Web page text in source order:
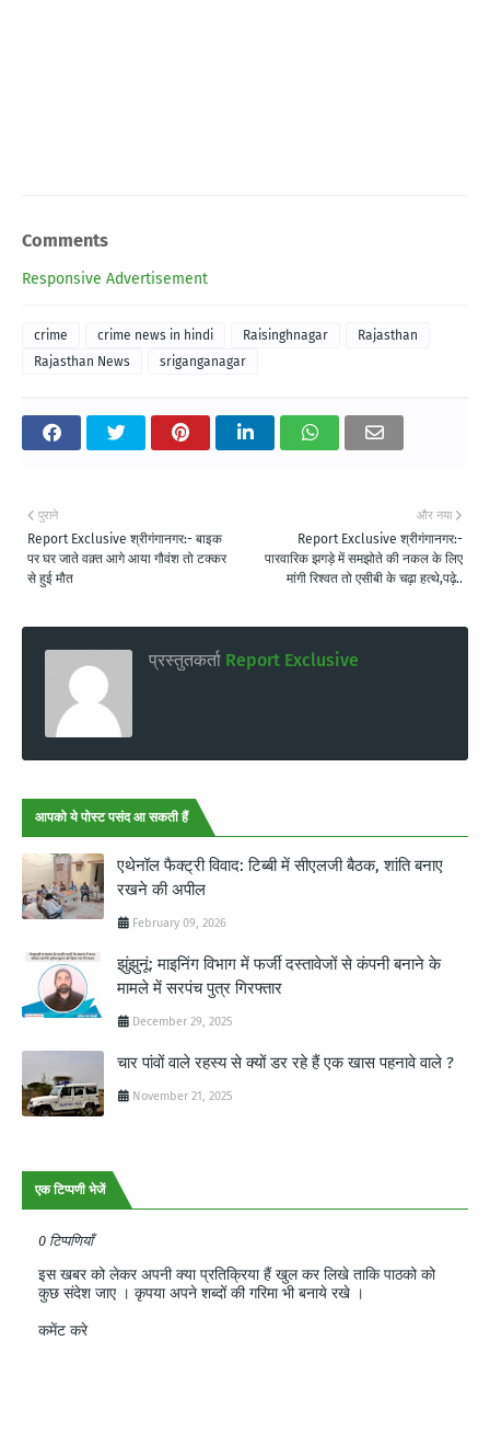
Comments
Responsive Advertisement
crime crime news in hindi Raisinghnagar
Rajasthan
Rajasthan News
sriganganagar
और नया
Report Exclusive श्रीगंगानगर:-
पारवारिक झगड़े में समझोते की नकल के लिए
मांगी रिश्वत तो एसीबी के चढ़ा हत्थे,पढ़े..
पुराने
Report Exclusive श्रीगंगानगर:- बाइक
पर घर जाते वक़्त आगे आया गौवंश तो टक्कर
से हुई मौत
प्रस्तुतकर्ता Report Exclusive
आपको ये पोस्ट पसंद आ सकती हैं
एथेनॉल फैक्ट्री विवाद: टिब्बी में सीएलजी बैठक, शांति बनाए
रखने की अपील
February 09, 2026
झुंझुनूं: माइनिंग विभाग में फर्जी दस्तावेजों से कंपनी बनाने के
मामले में सरपंच पुत्र गिरफ्तार
December 29, 2025
चार पांवों वाले रहस्य से क्यों डर रहे हैं एक खास पहनावे वाले ?
November 21, 2025
एक टिप्पणी भेजें
0 टिप्पणियाँ
इस खबर को लेकर अपनी क्या प्रतिक्रिया हैं खुल कर लिखे ताकि पाठको को
कुछ संदेश जाए । कृपया अपने शब्दों की गरिमा भी बनाये रखे ।
कमेंट करे